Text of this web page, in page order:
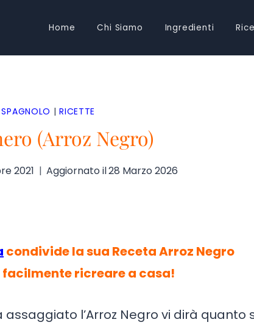
Home Chi Siamo Ingredienti
|RICETTE
(Arroz Negro)
2021 Aggiornato il28 Marzo 2026
condivide la sua Receta Arroz Negro
ricreare a casa!
l’Arroz Negro vi dirà quanto